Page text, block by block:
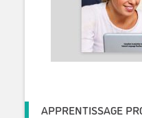
APPRENTISSAGE